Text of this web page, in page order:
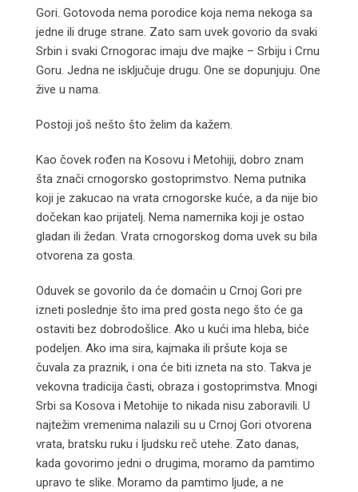
Gori. Gotovoda nema porodice koja nema nekoga sa
jedne ili druge strane. Zato sam uvek govorio da svaki
Srbin i svaki Crnogorac imaju dve majke – Srbiju i Crnu
Goru. Jedna ne isključuje drugu. One se dopunjuju. One
žive u nama.
Postoji još nešto što želim da kažem.
Kao čovek rođen na Kosovu i Metohiji, dobro znam
šta znači crnogorsko gostoprimstvo. Nema putnika
koji je zakucao na vrata crnogorske kuće, a da nije bio
dočekan kao prijatelj. Nema namernika koji je ostao
gladan ili žedan. Vrata crnogorskog doma uvek su bila
otvorena za gosta.
Oduvek se govorilo da će domaćin u Crnoj Gori pre
izneti poslednje što ima pred gosta nego što će ga
ostaviti bez dobrodošlice. Ako u kući ima hleba, biće
podeljen. Ako ima sira, kajmaka ili pršute koja se
čuvala za praznik, i ona će biti izneta na sto. Takva je
vekovna tradicija časti, obraza i gostoprimstva. Mnogi
Srbi sa Kosova i Metohije to nikada nisu zaboravili. U
najtežim vremenima nalazili su u Crnoj Gori otvorena
vrata, bratsku ruku i ljudsku reč utehe. Zato danas,
kada govorimo jedni o drugima, moramo da pamtimo
upravo te slike. Moramo da pamtimo ljude, a ne